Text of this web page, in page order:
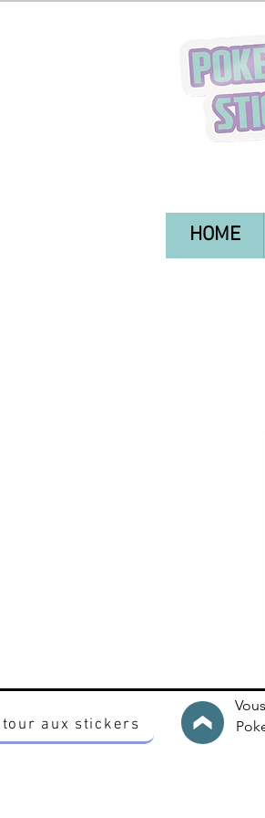
HOME
aux stickers